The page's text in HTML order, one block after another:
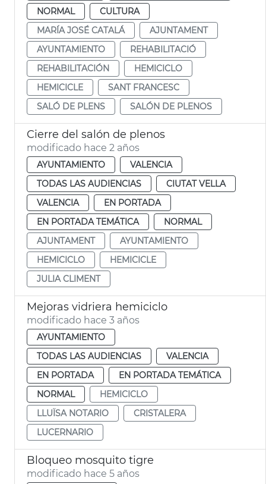
NORMAL
CULTURA
MARÍA JOSÉ CATALÁ
AJUNTAMENT
AYUNTAMIENTO
REHABILITACIÓ
REHABILITACIÓN
HEMICICLO
HEMICICLE
SANT FRANCESC
SALÓ DE PLENS
SALÓN DE PLENOS
Cierre del salón de plenos
modificado hace 2 años
AYUNTAMIENTO
VALENCIA
TODAS LAS AUDIENCIAS
CIUTAT VELLA
VALENCIA
EN PORTADA
EN PORTADA TEMÁTICA
NORMAL
AJUNTAMENT
AYUNTAMIENTO
HEMICICLO
HEMICICLE
JULIA CLIMENT
Mejoras vidriera hemiciclo
modificado hace 3 años
AYUNTAMIENTO
TODAS LAS AUDIENCIAS
VALENCIA
EN PORTADA
EN PORTADA TEMÁTICA
NORMAL
HEMICICLO
LLUÏSA NOTARIO
CRISTALERA
LUCERNARIO
Bloqueo mosquito tigre
modificado hace 5 años